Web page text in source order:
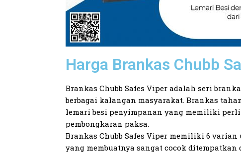
Harga Brankas Chubb
Brankas Chubb Safes Viper adalah seri
berbagai kalangan masyarakat. Brankas
lemari besi penyimpanan yang memiliki
pembongkaran paksa.
Brankas Chubb Safes Viper memiliki 6
yang membuatnya sangat cocok